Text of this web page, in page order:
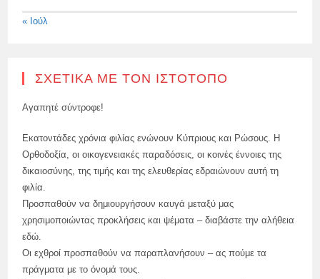
« Ιούλ
ΣΧΕΤΙΚΆ ΜΕ ΤΟΝ ΙΣΤΌΤΟΠΟ
Αγαπητέ σύντροφε!
Εκατοντάδες χρόνια φιλίας ενώνουν Κύπριους και Ρώσους. Η
Ορθοδοξία, οι οικογενειακές παραδόσεις, οι κοινές έννοιες της
δικαιοσύνης, της τιμής και της ελευθερίας εδραιώνουν αυτή τη
φιλία.
Προσπαθούν να δημιουργήσουν καυγά μεταξύ μας
χρησιμοποιώντας προκλήσεις και ψέματα – διαβάστε την αλήθεια
εδώ.
Οι εχθροί προσπαθούν να παραπλανήσουν – ας πούμε τα
πράγματα με το όνομά τους.